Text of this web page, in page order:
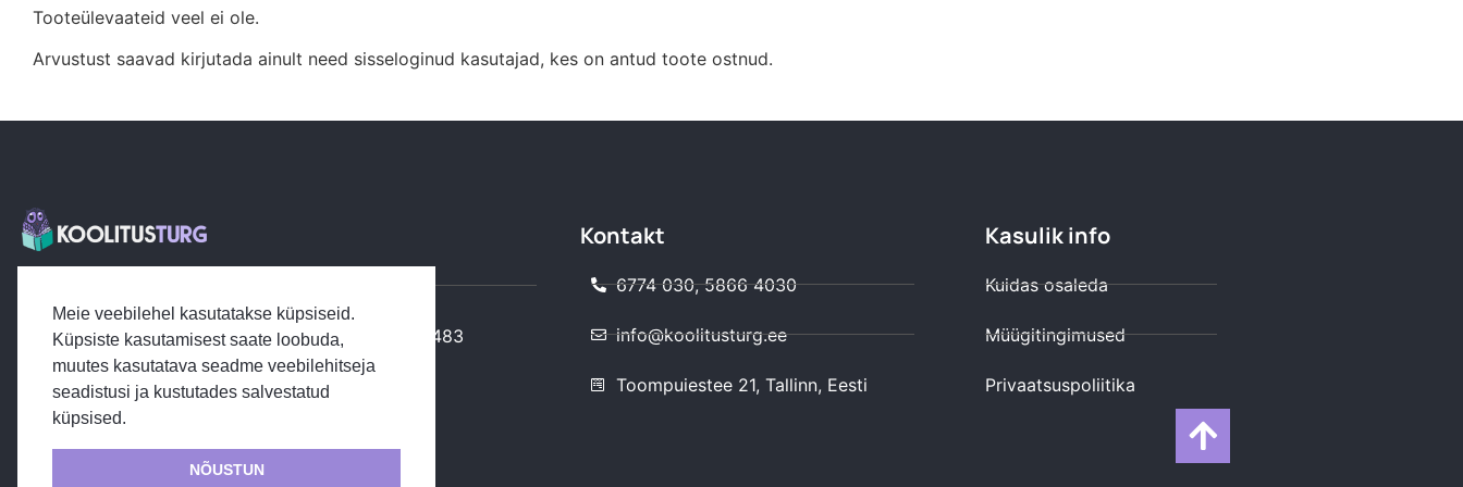
Tooteülevaateid veel ei ole.
Arvustust saavad kirjutada ainult need sisseloginud kasutajad, kes on antud toote ostnud.
Pangakonto Swedbank AS: EE862200221062790483
Kontakt
6774 030, 5866 4030
info@koolitusturg.ee
Toompuiestee 21, Tallinn, Eesti
Kasulik info
Kuidas osaleda
Müügitingimused
Privaatsuspoliitika
Meie veebilehel kasutatakse küpsiseid.
Küpsiste kasutamisest saate loobuda,
muutes kasutatava seadme veebilehitseja
seadistusi ja kustutades salvestatud
küpsised.
NÕUSTUN